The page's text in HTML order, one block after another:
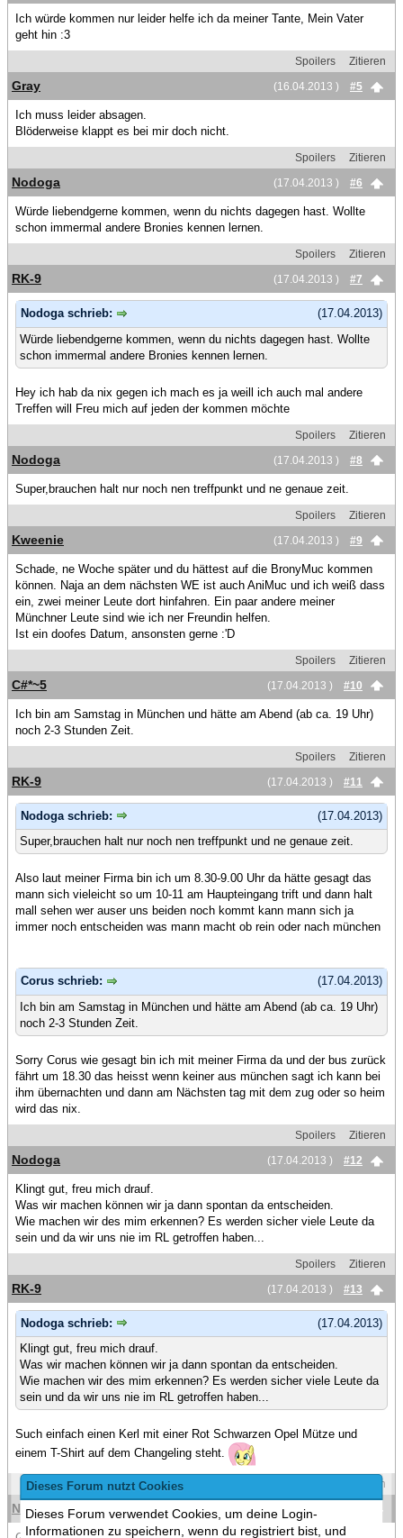
Dieses Forum nutzt Cookies
Dieses Forum verwendet Cookies, um deine Login-
Informationen zu speichern, wenn du registriert bist, und
Ich würde kommen nur leider helfe ich da meiner Tante, Mein Vater
geht hin :3
Spoilers
Zitieren
(16.04.2013 )
#5
Gray
Ich muss leider absagen.
Blöderweise klappt es bei mir doch nicht.
Spoilers
Zitieren
(17.04.2013 )
#6
Nodoga
Würde liebendgerne kommen, wenn du nichts dagegen hast. Wollte
schon immermal andere Bronies kennen lernen.
Spoilers
Zitieren
(17.04.2013 )
#7
RK-9
(17.04.2013)
Nodoga schrieb:
Würde liebendgerne kommen, wenn du nichts dagegen hast. Wollte
schon immermal andere Bronies kennen lernen.
Hey ich hab da nix gegen ich mach es ja weill ich auch mal andere
Treffen will Freu mich auf jeden der kommen möchte
Spoilers
Zitieren
(17.04.2013 )
#8
Nodoga
Super,brauchen halt nur noch nen treffpunkt und ne genaue zeit.
Spoilers
Zitieren
(17.04.2013 )
#9
Kweenie
Schade, ne Woche später und du hättest auf die BronyMuc kommen
können. Naja an dem nächsten WE ist auch AniMuc und ich weiß dass
ein, zwei meiner Leute dort hinfahren. Ein paar andere meiner
Münchner Leute sind wie ich ner Freundin helfen.
Ist ein doofes Datum, ansonsten gerne :'D
Spoilers
Zitieren
(17.04.2013 )
#10
C#*~5
Ich bin am Samstag in München und hätte am Abend (ab ca. 19 Uhr)
noch 2-3 Stunden Zeit.
Spoilers
Zitieren
(17.04.2013 )
#11
RK-9
(17.04.2013)
Nodoga schrieb:
Super,brauchen halt nur noch nen treffpunkt und ne genaue zeit.
Also laut meiner Firma bin ich um 8.30-9.00 Uhr da hätte gesagt das
mann sich vieleicht so um 10-11 am Haupteingang trift und dann halt
mall sehen wer auser uns beiden noch kommt kann mann sich ja
immer noch entscheiden was mann macht ob rein oder nach münchen
(17.04.2013)
Corus schrieb:
Ich bin am Samstag in München und hätte am Abend (ab ca. 19 Uhr)
noch 2-3 Stunden Zeit.
Sorry Corus wie gesagt bin ich mit meiner Firma da und der bus zurück
fährt um 18.30 das heisst wenn keiner aus münchen sagt ich kann bei
ihm übernachten und dann am Nächsten tag mit dem zug oder so heim
wird das nix.
Spoilers
Zitieren
(17.04.2013 )
#12
Nodoga
Klingt gut, freu mich drauf.
Was wir machen können wir ja dann spontan da entscheiden.
Wie machen wir des mim erkennen? Es werden sicher viele Leute da
sein und da wir uns nie im RL getroffen haben...
Spoilers
Zitieren
(17.04.2013 )
#13
RK-9
(17.04.2013)
Nodoga schrieb:
Klingt gut, freu mich drauf.
Was wir machen können wir ja dann spontan da entscheiden.
Wie machen wir des mim erkennen? Es werden sicher viele Leute da
sein und da wir uns nie im RL getroffen haben...
Such einfach einen Kerl mit einer Rot Schwarzen Opel Mütze und
einem T-Shirt auf dem Changeling steht.
Zitieren
(17.04.2013 )
Nodoga